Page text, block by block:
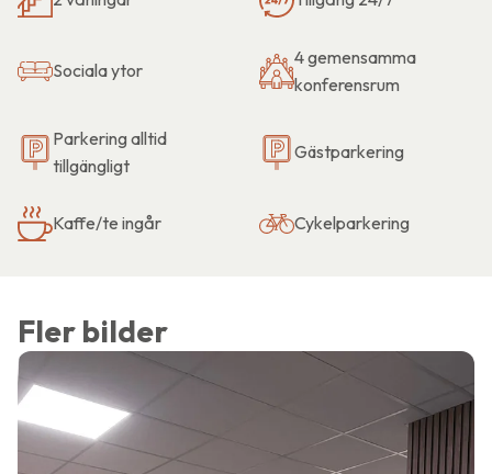
Sociala ytor
4 gemensamma
konferensrum
Parkering alltid
tillgängligt
Gästparkering
Kaffe/te ingår Cykelparkering
Fler bilder